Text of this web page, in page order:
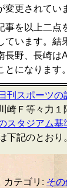
変更されてい
事を以上二点
ています。結
長野、長崎は
とになります。
日刊スポーツの
崎Ｆ等々力１
スタジアム基
下記のとおり
カテゴリ: そ